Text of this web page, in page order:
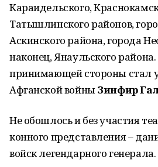
Караидельского,
Татышлинского районов,
Аскинского района, города
наконец, Янаульского
принимающей стороны стал
Афганской войныЗинфир
Не обошлось и без участия
конного представления –
войск легендарного генерала.